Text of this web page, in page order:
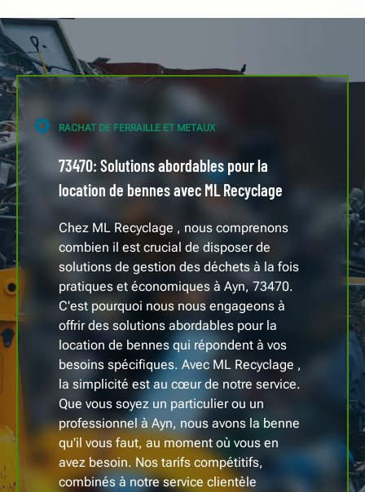
RACHAT DE FERRAILLE ET METAUX
73470: Solutions abordables pour la
location de bennes avec ML Recyclage
Chez ML Recyclage , nous comprenons
combien il est crucial de disposer de
solutions de gestion des déchets à la fois
pratiques et économiques à Ayn, 73470.
C'est pourquoi nous nous engageons à
offrir des solutions abordables pour la
location de bennes qui répondent à vos
besoins spécifiques. Avec ML Recyclage ,
la simplicité est au cœur de notre service.
Que vous soyez un particulier ou un
professionnel à Ayn, nous avons la benne
qu'il vous faut, au moment où vous en
avez besoin. Nos tarifs compétitifs,
combinés à notre service clientèle